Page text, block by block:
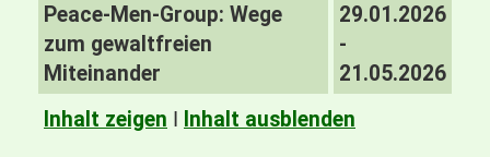
Peace-Men-Group: Wege
zum gewaltfreien
Miteinander
29.01.2026
-
21.05.2026
Inhalt zeigen I Inhalt ausblenden